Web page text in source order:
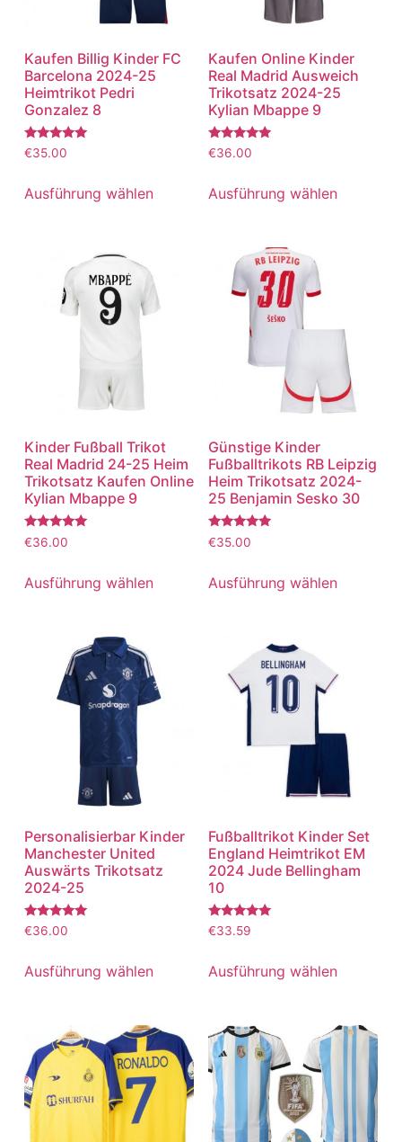
Kaufen Billig Kinder FC
Barcelona 2024-25
Heimtrikot Pedri
Gonzalez 8
Bewertet
mit
von 5
€35.00
Ausführung wählen
Kaufen Online Kinder
Real Madrid Ausweich
Trikotsatz 2024-25
Kylian Mbappe 9
Bewertet
mit
von 5
€36.00
Ausführung wählen
Kinder Fußball Trikot
Real Madrid 24-25 Heim
Trikotsatz Kaufen Online
Kylian Mbappe 9
Bewertet
mit
von 5
€36.00
Ausführung wählen
Günstige Kinder
Fußballtrikots RB Leipzig
Heim Trikotsatz 2024-
25 Benjamin Sesko 30
Bewertet
mit
von 5
€35.00
Ausführung wählen
Personalisierbar Kinder
Manchester United
Auswärts Trikotsatz
2024-25
Bewertet
mit
von 5
€36.00
Ausführung wählen
Fußballtrikot Kinder Set
England Heimtrikot EM
2024 Jude Bellingham
10
Bewertet
mit
von 5
€33.59
Ausführung wählen